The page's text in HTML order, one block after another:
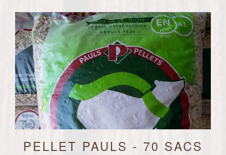
PELLET PAULS - 70 SACS